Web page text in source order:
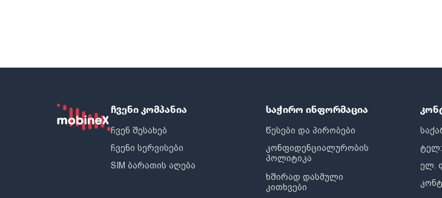
ჩვენი კომპანია
ჩვენ შესახებ
ჩვენი სერვისები
SIM ბარათის აღება
საჭირო ინფორმაცია
წესები და პირობები
კონფიდენციალურობის
პოლიტიკა
ხშირად დასმული
კითხვები
ტელ:
ელ.